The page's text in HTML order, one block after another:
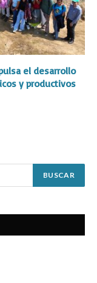
el desarrollo
y productivos